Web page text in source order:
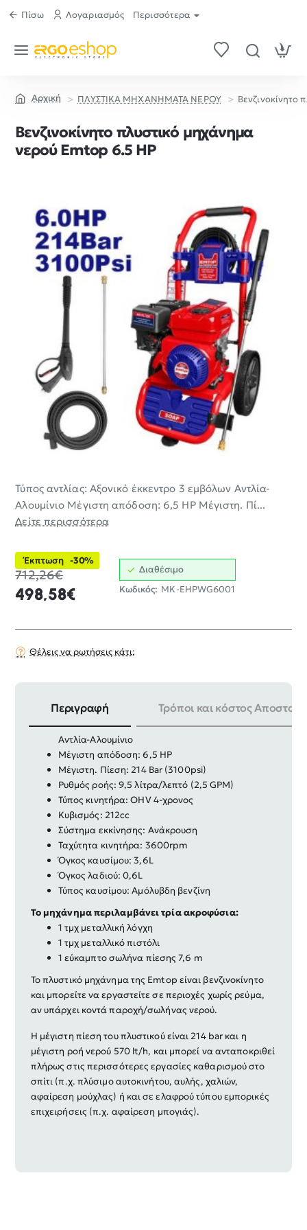
Πίσω Λογαριασμός Περισσότερα
ΠΛΥΣΤΙΚΑ ΜΗΧΑΝΗΜΑΤΑ ΝΕΡΟΥ Βενζινοκίνητο
Βενζινοκίνητο πλυστικό μηχάνημα
νερού Emtop 6.5 HP
Τύπος αντλίας: Αξονικό έκκεντρο 3 εμβόλων Αντλία-
Αλουμίνιο Μέγιστη απόδοση: 6,5 HP Μέγιστη. Πί...
Δείτε περισσότερα
Έκπτωση -30%
498,58€
712,26€
Διαθέσιμο
Κωδικός: MK-EHPWG6001
Θέλεις να ρωτήσεις κάτι;
Περιγραφή Τρόποι και κόστος
Τύπος αντλίας: Αξονικό έκκεντρο 3 εμβόλων
Αντλία-Αλουμίνιο
Μέγιστη απόδοση: 6,5 HP
Μέγιστη. Πίεση: 214 Bar (3100psi)
Ρυθμός ροής: 9,5 λίτρα/λεπτό (2,5 GPM)
Τύπος κινητήρα: OHV 4-χρονος
Κυβισμός: 212cc
Σύστημα εκκίνησης: Ανάκρουση
Ταχύτητα κινητήρα: 3600rpm
Όγκος καυσίμου: 3,6L
Όγκος λαδιού: 0,6L
Τύπος καυσίμου: Αμόλυβδη βενζίνη
Το μηχάνημα περιλαμβάνει τρία ακροφύσια:
1 τμχ μεταλλική λόγχη
1 τμχ μεταλλικό πιστόλι
1 εύκαμπτο σωλήνα πίεσης 7,6 m
Το πλυστικό μηχάνημα της Emtop είναι βενζινοκίνητο
και μπορείτε να εργαστείτε σε περιοχές χωρίς ρεύμα,
αν υπάρχει κοντά παροχή/σωλήνας νερού.
Η μέγιστη πίεση του πλυστικού είναι 214 bar και η
μέγιστη ροή νερού 570 lt/h, και μπορεί να ανταποκριθεί
πλήρως στις περισσότερες εργασίες καθαρισμού στο
σπίτι (π.χ. πλύσιμο αυτοκινήτου, αυλής, χαλιών,
αφαίρεση μούχλας) ή και σε ελαφρού τύπου εμπορικές
επιχειρήσεις (π.χ. αφαίρεση μπογιάς).